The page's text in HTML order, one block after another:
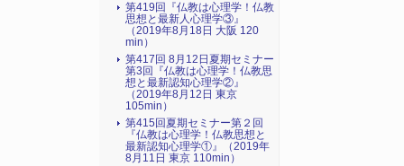
第419回『仏教は心理学！仏教
思想と最新人心理学③』
（2019年8月18日 大阪 120
min）
第417回 8月12日夏期セミナー
第3回『仏教は心理学！仏教思
想と最新認知心理学②』
（2019年8月12日 東京
105min）
第415回夏期セミナー第２回
『仏教は心理学！仏教思想と
最新認知心理学①』（2019年
8月11日 東京 110min）